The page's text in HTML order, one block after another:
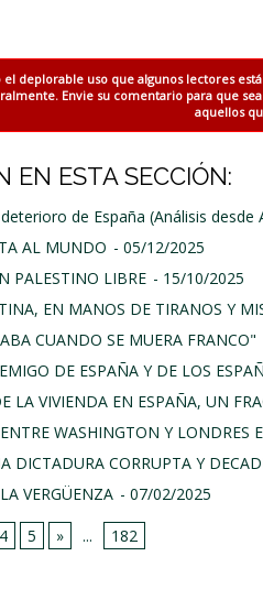
el deplorable uso que algunos lectores
Envie su comentario para que
aquellos
EN ESTA SECCIÓN:
de España (Análisis desde
AL MUNDO - 05/12/2025
PALESTINO LIBRE - 15/10/2025
EN MANOS DE TIRANOS Y
CUANDO SE MUERA FRANCO"
DE ESPAÑA Y DE LOS
LA VIVIENDA EN ESPAÑA, UN
WASHINGTON Y LONDRES
DICTADURA CORRUPTA Y
VERGÜENZA - 07/02/2025
4 5 » ... 182